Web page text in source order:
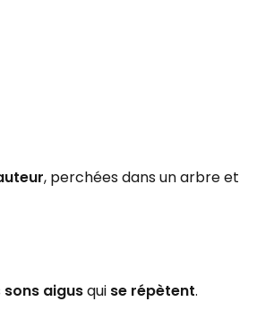
, perchées dans un arbre et
sons aigusqui se répètent.